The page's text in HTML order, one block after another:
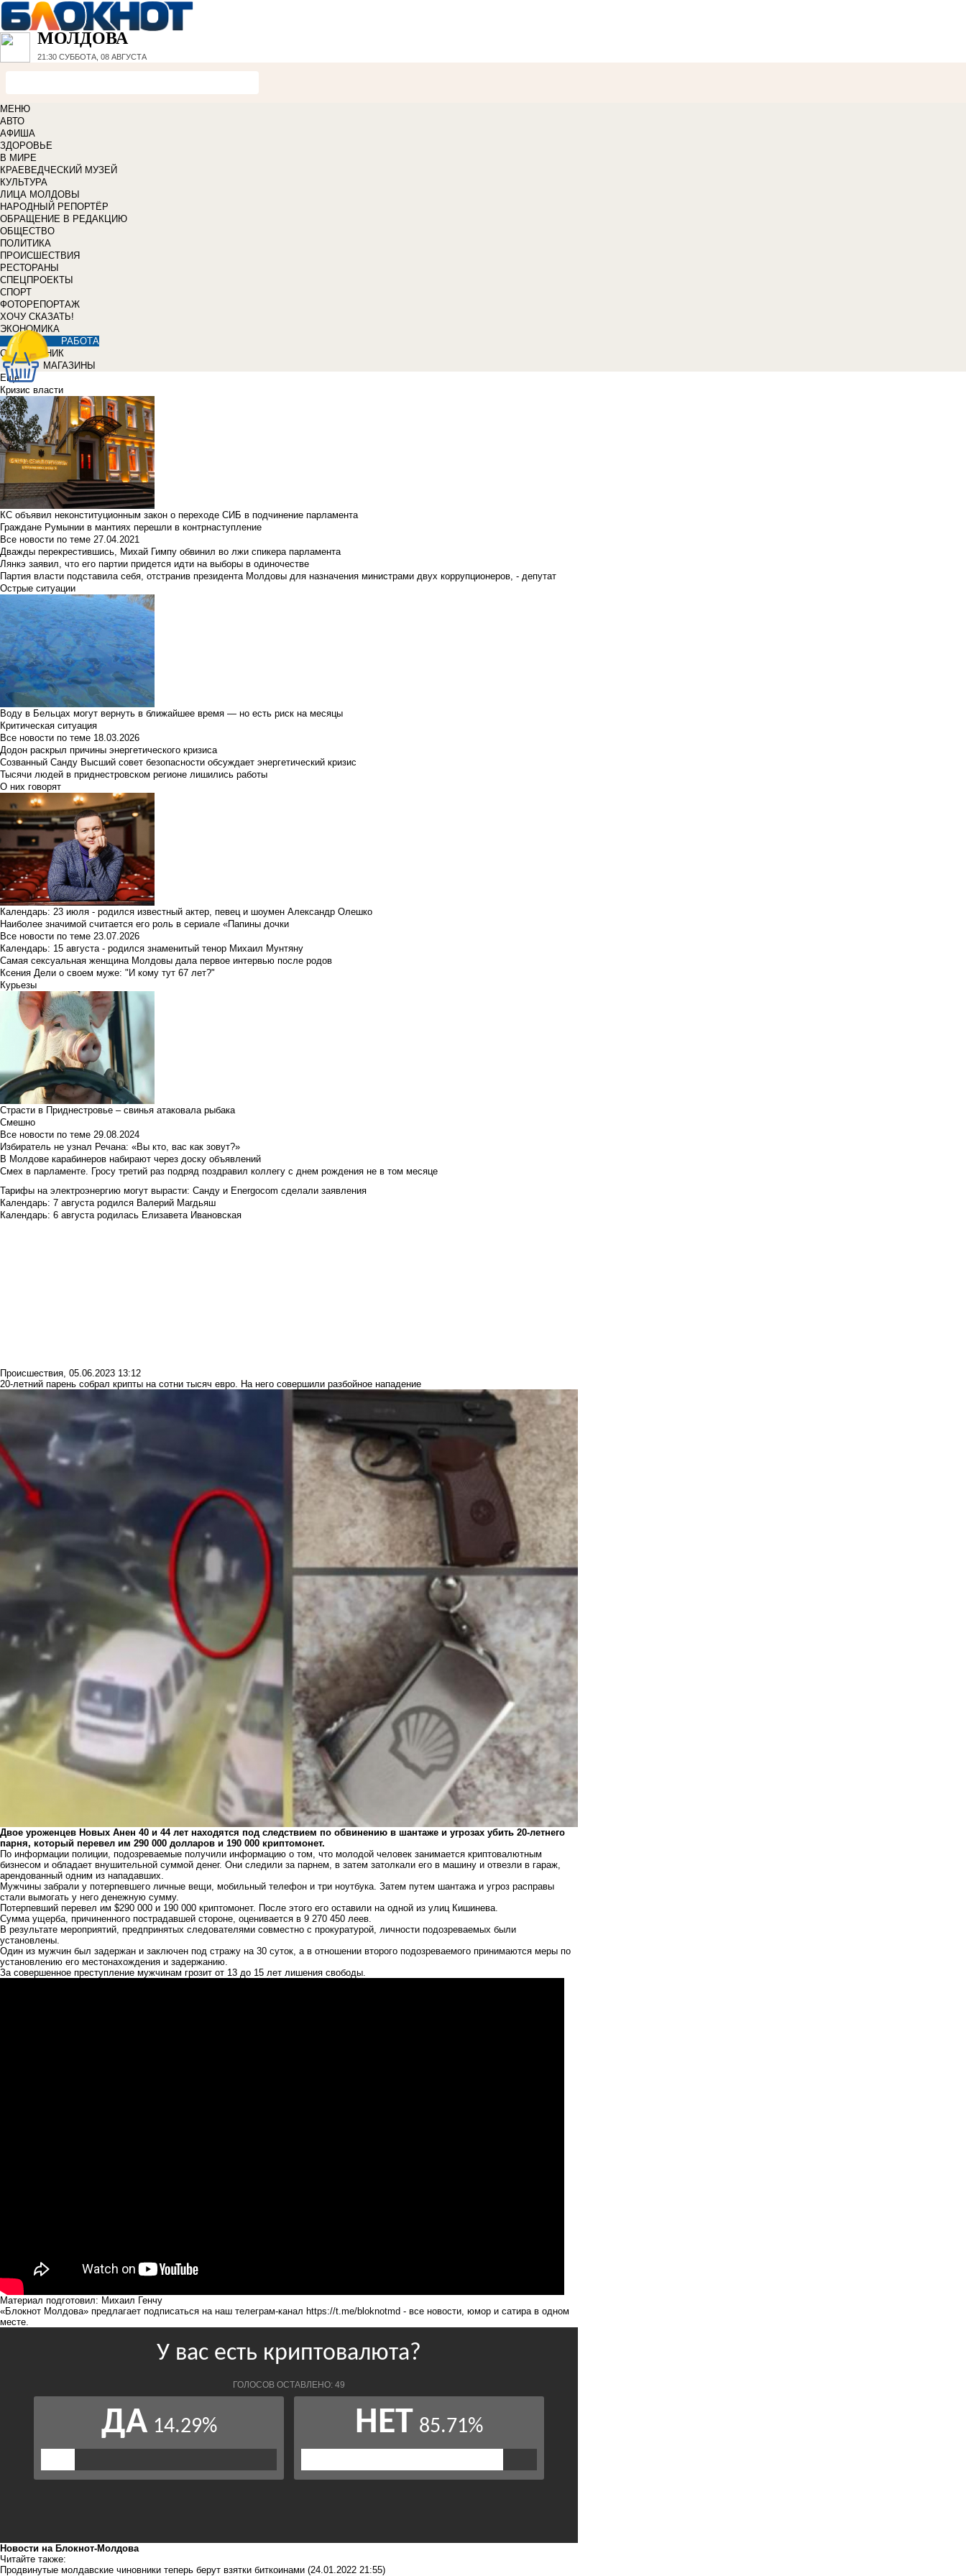
МОЛДОВА
21:30 СУББОТА, 08 АВГУСТА
МЕНЮ
АВТО
АФИША
ЗДОРОВЬЕ
В МИРЕ
КРАЕВЕДЧЕСКИЙ МУЗЕЙ
КУЛЬТУРА
ЛИЦА МОЛДОВЫ
НАРОДНЫЙ РЕПОРТЁР
ОБРАЩЕНИЕ В РЕДАКЦИЮ
ОБЩЕСТВО
ПОЛИТИКА
ПРОИСШЕСТВИЯ
РЕСТОРАНЫ
СПЕЦПРОЕКТЫ
СПОРТ
ФОТОРЕПОРТАЖ
ХОЧУ СКАЗАТЬ!
ЭКОНОМИКА
РАБОТА
СПРАВОЧНИК
МАГАЗИНЫ
Еще
Кризис власти
КС объявил неконституционным закон о переходе СИБ в подчинение парламента
Граждане Румынии в мантиях перешли в контрнаступление
Все новости по теме 27.04.2021
Дважды перекрестившись, Михай Гимпу обвинил во лжи спикера парламента
Лянкэ заявил, что его партии придется идти на выборы в одиночестве
Партия власти подставила себя, отстранив президента Молдовы для назначения министрами двух коррупционеров, - депутат
Острые ситуации
Воду в Бельцах могут вернуть в ближайшее время — но есть риск на месяцы
Критическая ситуация
Все новости по теме 18.03.2026
Додон раскрыл причины энергетического кризиса
Созванный Санду Высший совет безопасности обсуждает энергетический кризис
Тысячи людей в приднестровском регионе лишились работы
О них говорят
Календарь: 23 июля - родился известный актер, певец и шоумен Александр Олешко
Наиболее значимой считается его роль в сериале «Папины дочки
Все новости по теме 23.07.2026
Календарь: 15 августа - родился знаменитый тенор Михаил Мунтяну
Самая сексуальная женщина Молдовы дала первое интервью после родов
Ксения Дели о своем муже: "И кому тут 67 лет?"
Курьезы
Страсти в Приднестровье – свинья атаковала рыбака
Смешно
Все новости по теме 29.08.2024
Избиратель не узнал Речана: «Вы кто, вас как зовут?»
В Молдове карабинеров набирают через доску объявлений
Смех в парламенте. Гросу третий раз подряд поздравил коллегу с днем рождения не в том месяце
Тарифы на электроэнергию могут вырасти: Санду и Energocom сделали заявления
Календарь: 7 августа родился Валерий Магдьяш
Календарь: 6 августа родилась Елизавета Ивановская
Происшествия, 05.06.2023 13:12
20-летний парень собрал крипты на сотни тысяч евро. На него совершили разбойное нападение
Двое уроженцев Новых Анен 40 и 44 лет находятся под следствием по обвинению в шантаже и угрозах убить 20-летнего
парня, который перевел им 290 000 долларов и 190 000 криптомонет.
По информации полиции, подозреваемые получили информацию о том, что молодой человек занимается криптовалютным
бизнесом и обладает внушительной суммой денег. Они следили за парнем, в затем затолкали его в машину и отвезли в гараж,
арендованный одним из нападавших.
Мужчины забрали у потерпевшего личные вещи, мобильный телефон и три ноутбука. Затем путем шантажа и угроз расправы
стали вымогать у него денежную сумму.
Потерпевший перевел им $290 000 и 190 000 криптомонет. После этого его оставили на одной из улиц Кишинева.
Сумма ущерба, причиненного пострадавшей стороне, оценивается в 9 270 450 леев.
В результате мероприятий, предпринятых следователями совместно с прокуратурой, личности подозреваемых были
установлены.
Один из мужчин был задержан и заключен под стражу на 30 суток, а в отношении второго подозреваемого принимаются меры по
установлению его местонахождения и задержанию.
За совершенное преступление мужчинам грозит от 13 до 15 лет лишения свободы.
Материал подготовил: Михаил Генчу
«Блокнот Молдова» предлагает подписаться на наш телеграм-канал https://t.me/bloknotmd - все новости, юмор и сатира в одном
месте.
Новости на Блoкнoт-Молдова
Читайте также:
Продвинутые молдавские чиновники теперь берут взятки биткоинами (24.01.2022 21:55)